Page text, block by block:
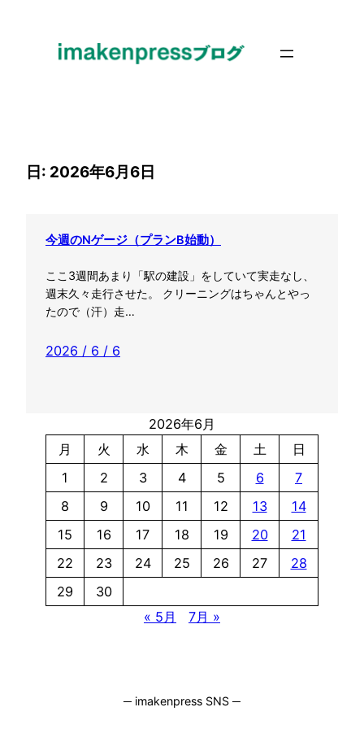
日: 2026年6月6日
今週のNゲージ（プランB始動）
ここ3週間あまり「駅の建設」をしていて実走なし、
週末久々走行させた。 クリーニングはちゃんとやっ
たので（汗）走…
2026 / 6 / 6
2026年6月
月
火 水 木 金 土
日
1
2 3 4 5 6
7
8
9 10 11 12 13
14
15
16 17 18 19 20
21
22
23 24 25 26 27
28
29
30
« 5月
7月 »
─ imakenpress SNS ─